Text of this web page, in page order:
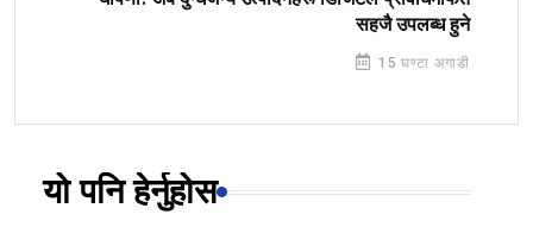
सहजै उपलब्ध हुने
15 घण्टा अगाडी
यो पनि हेर्नुहोस